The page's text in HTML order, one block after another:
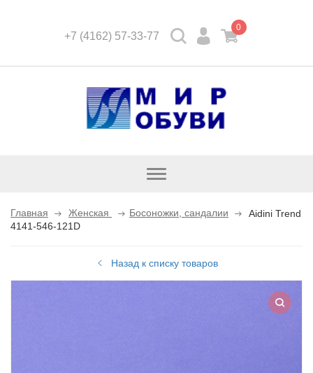
+7 (4162) 57-33-77
0
Открыть
Главная Женская Босоножки, сандалии
Aidini Trend
4141-546-121D
Назад к списку товаров